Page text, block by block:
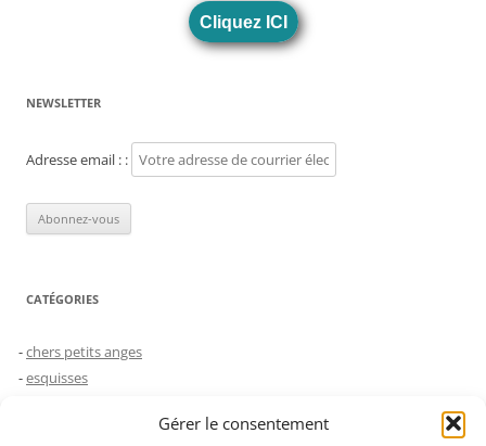
Gérer le consentement
Cliquez ICI
NEWSLETTER
Adresse email : :
CATÉGORIES
chers petits anges
esquisses
le choc des générations